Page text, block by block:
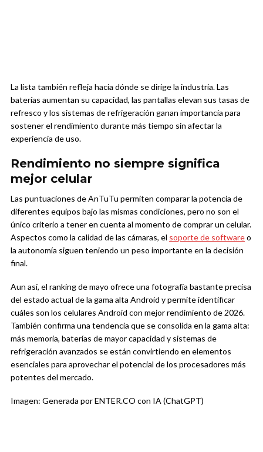
La lista también refleja hacia dónde se dirige la industria. Las
baterías aumentan su capacidad, las pantallas elevan sus tasas de
refresco y los sistemas de refrigeración ganan importancia para
sostener el rendimiento durante más tiempo sin afectar la
experiencia de uso.
Rendimiento no siempre significa
mejor celular
Las puntuaciones de AnTuTu permiten comparar la potencia de
diferentes equipos bajo las mismas condiciones, pero no son el
único criterio a tener en cuenta al momento de comprar un celular.
Aspectos como la calidad de las cámaras, el soporte de softwareo
la autonomía siguen teniendo un peso importante en la decisión
final.
Aun así, el ranking de mayo ofrece una fotografía bastante precisa
del estado actual de la gama alta Android y permite identificar
cuáles son los celulares Android con mejor rendimiento de 2026.
También confirma una tendencia que se consolida en la gama alta:
más memoria, baterías de mayor capacidad y sistemas de
refrigeración avanzados se están convirtiendo en elementos
esenciales para aprovechar el potencial de los procesadores más
potentes del mercado.
Imagen: Generada por ENTER.CO con IA (ChatGPT)